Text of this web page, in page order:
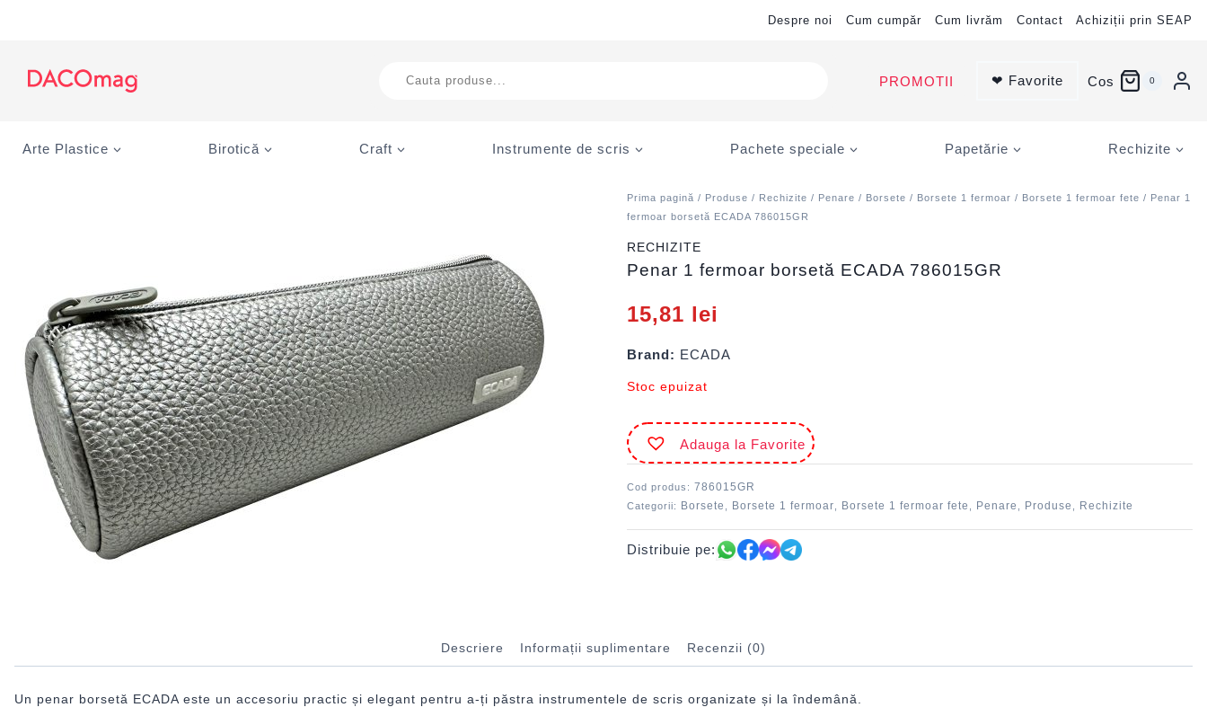
Despre noi Cum cumpăr Cum livrăm Contact Achiziții prin SEAP
search
PROMOTII ❤ Favorite Cos 0
Arte Plastice Birotică Craft Instrumente de scris Pachete speciale Papetărie Rechizite
Prima pagină / Produse / Rechizite / Penare / Borsete / Borsete 1 fermoar / Borsete 1 fermoar fete / Penar 1
fermoar borsetă ECADA 786015GR
RECHIZITE
Penar 1 fermoar borsetă ECADA 786015GR
15,81 lei
Brand: ECADA
Stoc epuizat
Adauga la Favorite
Cod produs:786015GR
Categorii: Borsete Borsete 1 fermoar Borsete 1 fermoar fete Penare Produse Rechizite
Distribuie pe:
Descriere Informații suplimentare Recenzii (0)
Un penar borsetă ECADA este un accesoriu practic și elegant pentru a-ți păstra instrumentele de scris organizate și la îndemână.